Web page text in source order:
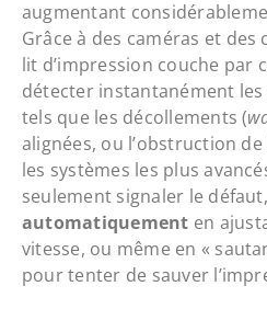
augmentant
Grâce à des caméras et des
lit d’impression couche par
détecter instantanément
tels que les décollements (
alignées, ou l’obstruction de
les systèmes les plus
seulement signaler le
automatiquement en
vitesse, ou même en «
pour tenter de sauver